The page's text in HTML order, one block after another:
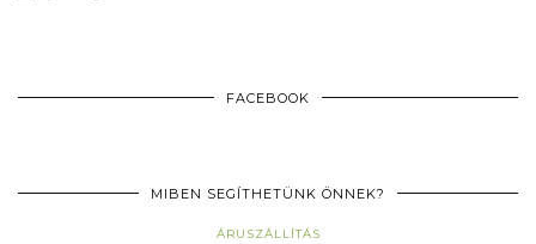
FACEBOOK
MIBEN SEGÍTHETÜNK ÖNNEK?
ÁRUSZÁLLÍTÁS